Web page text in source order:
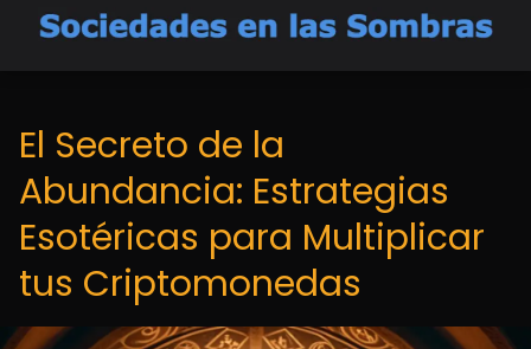
El Secreto de la
Abundancia: Estrategias
Esotéricas para Multiplicar
tus Criptomonedas